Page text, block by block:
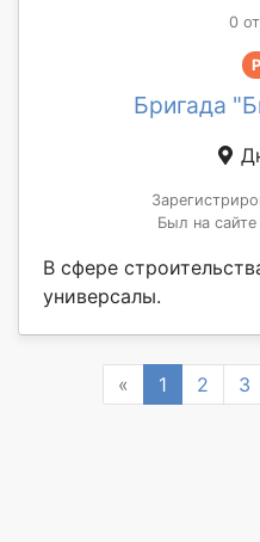
0
Бригада
Был на
В сфере
универсалы.
« Previous
1 2 3